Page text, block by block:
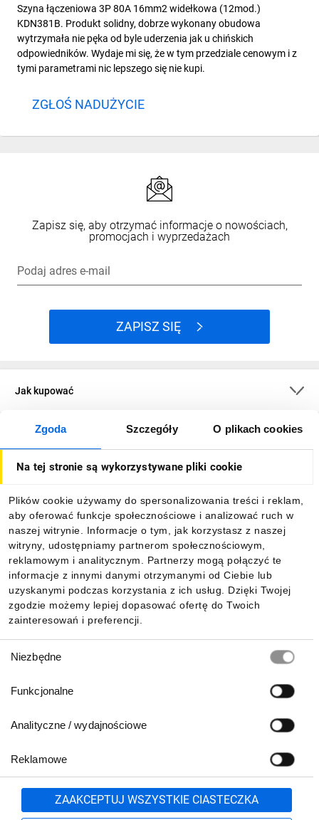
Zgoda Szczegóły O plikach cookies
Na tej stronie są wykorzystywane pliki cookie
Plików cookie używamy do spersonalizowania treści i reklam,
aby oferować funkcje społecznościowe i analizować ruch w
naszej witrynie. Informacje o tym, jak korzystasz z naszej
witryny, udostępniamy partnerom społecznościowym,
reklamowym i analitycznym. Partnerzy mogą połączyć te
informacje z innymi danymi otrzymanymi od Ciebie lub
uzyskanymi podczas korzystania z ich usług. Dzięki Twojej
zgodzie możemy lepiej dopasować ofertę do Twoich
zainteresowań i preferencji.
zgody
Niezbędne
Funkcjonalne
Analityczne / wydajnościowe
Reklamowe
ZAAKCEPTUJ WSZYSTKIE CIASTECZKA
Szyna łączeniowa 3P 80A 16mm2 widełkowa (12mod.)
KDN381B. Produkt solidny, dobrze wykonany obudowa
wytrzymała nie pęka od byle uderzenia jak u chińskich
odpowiedników. Wydaje mi się, że w tym przedziale cenowym i z
tymi parametrami nic lepszego się nie kupi.
ZGŁOŚ NADUŻYCIE
Zapisz się, aby otrzymać informacje o nowościach,
promocjach i wyprzedażach
Podaj adres e-mail
ZAPISZ SIĘ
Jak kupować
O firmie
Informacje
Pobierz naszą aplikację mobilną:
801 500 700 lub
71 37 61 600